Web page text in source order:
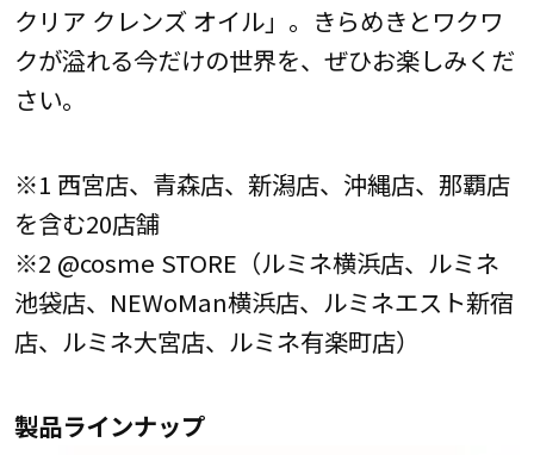
クリア クレンズ オイル」。きらめきとワクワ
クが溢れる今だけの世界を、ぜひお楽しみくだ
さい。
※1 西宮店、青森店、新潟店、沖縄店、那覇店
を含む20店舗
※2 @cosme STORE（ルミネ横浜店、ルミネ
池袋店、NEWoMan横浜店、ルミネエスト新宿
店、ルミネ大宮店、ルミネ有楽町店）
製品ラインナップ